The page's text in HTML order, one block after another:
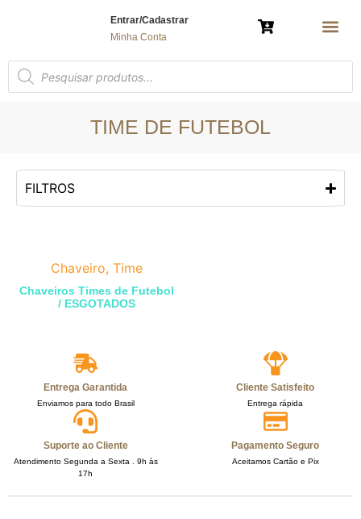
Entrar/Cadastrar
Minha Conta
TIME DE FUTEBOL
FILTROS
Chaveiro, Time
Chaveiros Times de Futebol
/ ESGOTADOS
Entrega Garantida
Enviamos para todo Brasil
Cliente Satisfeito
Entrega rápida
Suporte ao Cliente
Atendimento Segunda a Sexta . 9h às
17h
Pagamento Seguro
Aceitamos Cartão e Pix